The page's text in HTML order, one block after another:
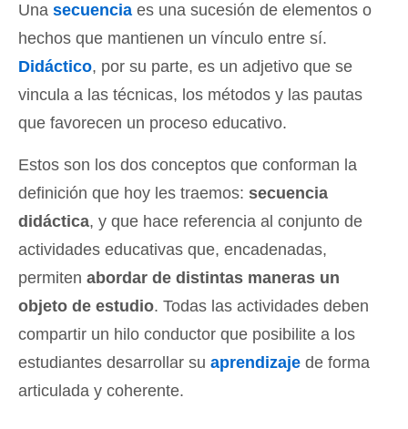
Una secuencia es una sucesión de elementos o
hechos que mantienen un vínculo entre sí.
Didáctico, por su parte, es un adjetivo que se
vincula a las técnicas, los métodos y las pautas
que favorecen un proceso educativo.
Estos son los dos conceptos que conforman la
definición que hoy les traemos: secuencia
didáctica, y que hace referencia al conjunto de
actividades educativas que, encadenadas,
permiten abordar de distintas maneras un
objeto de estudio. Todas las actividades deben
compartir un hilo conductor que posibilite a los
estudiantes desarrollar su aprendizaje de forma
articulada y coherente.